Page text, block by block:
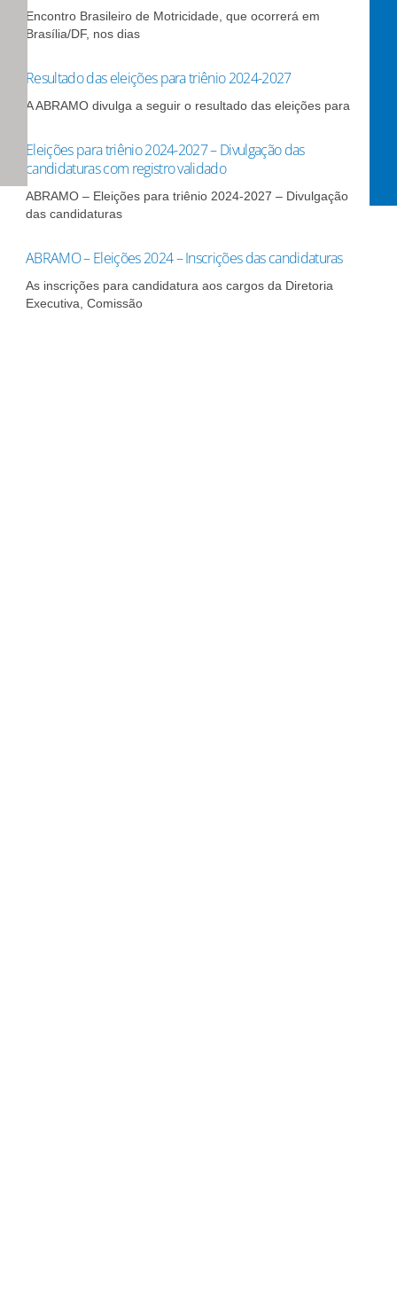
Encontro Brasileiro de Motricidade, que ocorrerá em
Brasília/DF, nos dias
Resultado das eleições para triênio 2024-2027
A ABRAMO divulga a seguir o resultado das eleições para
Eleições para triênio 2024-2027 – Divulgação das
candidaturas com registro validado
ABRAMO – Eleições para triênio 2024-2027 – Divulgação
das candidaturas
ABRAMO – Eleições 2024 – Inscrições das candidaturas
As inscrições para candidatura aos cargos da Diretoria
Executiva, Comissão